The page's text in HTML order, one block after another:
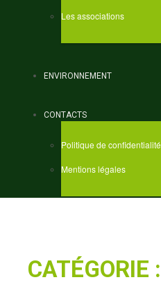
Les associations
ENVIRONNEMENT
CONTACTS
Politique de confidentialité
Mentions légales
CATÉGORIE :